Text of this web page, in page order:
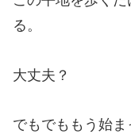
る。
大丈夫？
でもでももう始